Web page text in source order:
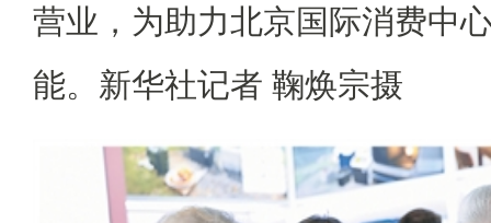
营业，为助力北京国际消费中
能。新华社记者 鞠焕宗摄